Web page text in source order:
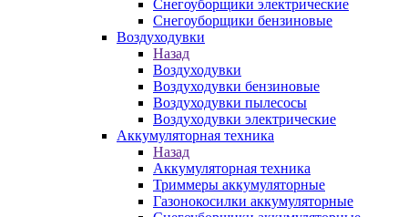
Снегоуборщики электрические
Снегоуборщики бензиновые
Воздуходувки
Назад
Воздуходувки
Воздуходувки бензиновые
Воздуходувки пылесосы
Воздуходувки электрические
Аккумуляторная техника
Назад
Аккумуляторная техника
Триммеры аккумуляторные
Газонокосилки аккумуляторные